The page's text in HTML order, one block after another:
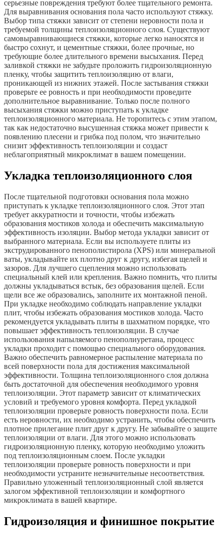
серьезные повреждения требуют более тщательного ремонта.
Для выравнивания основания пола часто используют стяжку.
Выбор типа стяжки зависит от степени неровности пола и
требуемой толщины теплоизоляционного слоя. Существуют
самовыравнивающиеся стяжки, которые легко наносятся и
быстро сохнут, и цементные стяжки, более прочные, но
требующие более длительного времени высыхания. Перед
заливкой стяжки не забудьте проложить гидроизоляционную
пленку, чтобы защитить теплоизоляцию от влаги,
проникающей из нижних этажей. После застывания стяжки
проверьте ее ровность и при необходимости проведите
дополнительное выравнивание. Только после полного
высыхания стяжки можно приступать к укладке
теплоизоляционного материала. Не торопитесь с этим этапом,
так как недостаточно высушенная стяжка может привести к
появлению плесени и грибка под полом, что значительно
снизит эффективность теплоизоляции и создаст
неблагоприятный микроклимат в вашем помещении.
Укладка теплоизоляционного слоя
После тщательной подготовки основания пола можно
приступать к укладке теплоизоляционного слоя. Этот этап
требует аккуратности и точности, чтобы избежать
образования мостиков холода и обеспечить максимальную
эффективность изоляции. Выбор метода укладки зависит от
выбранного материала. Если вы используете плиты из
экструдированного пенополистирола (XPS) или минеральной
ваты, укладывайте их плотно друг к другу, избегая щелей и
зазоров. Для лучшего сцепления можно использовать
специальный клей или крепления. Важно помнить, что плиты
должны укладываться встык, без образования щелей. Если
щели все же образовались, заполните их монтажной пеной.
При укладке необходимо соблюдать направление укладки
плит, чтобы избежать образования мостиков холода. Часто
рекомендуется укладывать плиты в шахматном порядке, что
повышает эффективность теплоизоляции. В случае
использования напыляемого пенополиуретана, процесс
укладки проходит с помощью специального оборудования.
Важно обеспечить равномерное распыление материала по
всей поверхности пола для достижения максимальной
эффективности. Толщина теплоизоляционного слоя должна
быть достаточной для обеспечения необходимого уровня
теплоизоляции. Этот параметр зависит от климатических
условий и требуемого уровня комфорта. Перед укладкой
теплоизоляции проверьте ровность поверхности пола. Если
есть неровности, их необходимо устранить, чтобы обеспечить
плотное прилегание плит друг к другу. Не забывайте о защите
теплоизоляции от влаги. Для этого можно использовать
гидроизоляционную пленку, которую необходимо уложить
под теплоизоляционным слоем. После укладки
теплоизоляции проверьте ровность поверхности и при
необходимости устраните незначительные несоответствия.
Правильно уложенный теплоизоляционный слой является
залогом эффективной теплоизоляции и комфортного
микроклимата в вашей квартире.
Гидроизоляция и финишное покрытие